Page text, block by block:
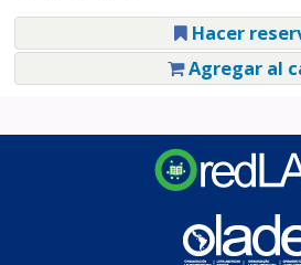
Hacer
Agregar al